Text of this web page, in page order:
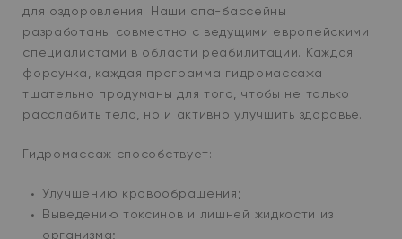
для оздоровления. Наши спа-бассейны
разработаны совместно с ведущими европейскими
специалистами в области реабилитации. Каждая
форсунка, каждая программа гидромассажа
тщательно продуманы для того, чтобы не только
расслабить тело, но и активно улучшить здоровье.
Гидромассаж способствует:
Улучшению кровообращения;
Выведению токсинов и лишней жидкости из
организма;